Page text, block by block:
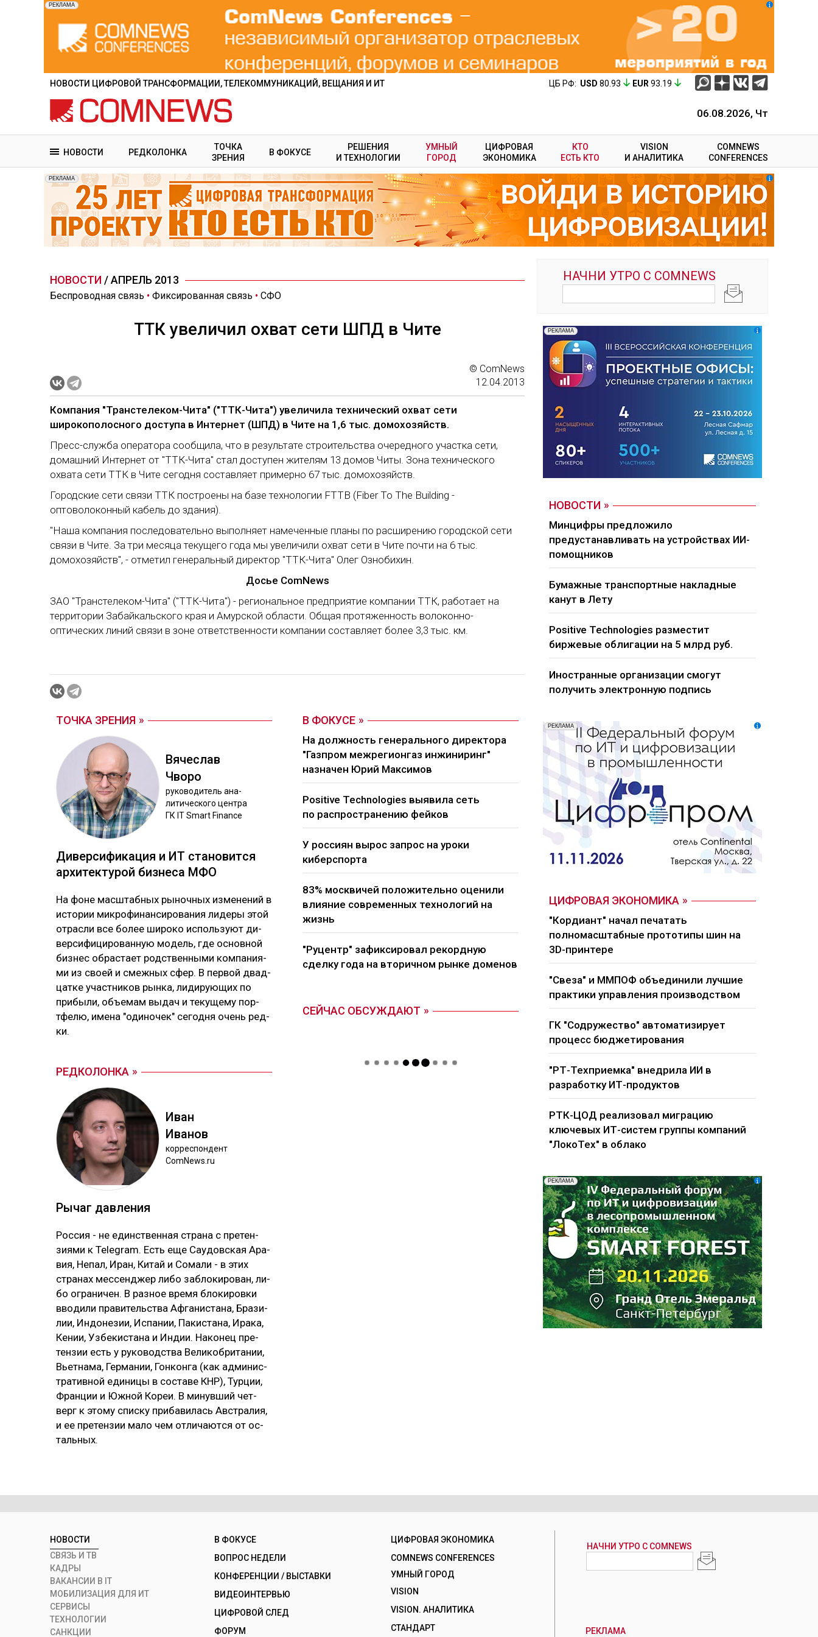
содержанию
НОВОСТИ ЦИФРОВОЙ ТРАНСФОРМАЦИИ, ТЕЛЕКОММУНИКАЦИЙ, ВЕЩАНИЯ И ИТ ЦБ РФ: USD 80.93 EUR 93.19
06.08.2026, Чт
НОВОСТИ РЕДКОЛОНКА
ТОЧКА
ЗРЕНИЯ
В ФОКУСЕ
РЕШЕНИЯ
И ТЕХНОЛОГИИ
УМНЫЙ
ГОРОД
ЦИФРОВАЯ
ЭКОНОМИКА
КТО
ЕСТЬ КТО
VISION
И АНАЛИТИКА
COMNEWS
CONFERENCES
НОВОСТИ / АПРЕЛЬ 2013
Беспроводная связь • Фиксированная связь • СФО
ТТК увеличил охват сети ШПД в Чите
© ComNews
12.04.2013
Компания "Транстелеком-Чита" ("ТТК-Чита") увеличила технический охват сети
широкополосного доступа в Интернет (ШПД) в Чите на 1,6 тыс. домохозяйств.
Пресс-служба оператора сообщила, что в результате строительства очередного участка сети,
домашний Интернет от "ТТК-Чита" стал доступен жителям 13 домов Читы. Зона технического
охвата сети ТТК в Чите сегодня составляет примерно 67 тыс. домохозяйств.
Городские сети связи ТТК построены на базе технологии FTTB (Fiber To The Building -
оптоволоконный кабель до здания).
"Наша компания последовательно выполняет намеченные планы по расширению городской сети
связи в Чите. За три месяца текущего года мы увеличили охват сети в Чите почти на 6 тыс.
домохозяйств", - отметил генеральный директор "ТТК-Чита" Олег Ознобихин.
Досье ComNews
ЗАО "Транстелеком-Чита" ("ТТК-Чита") - региональное предприятие компании ТТК, работает на
территории Забайкальского края и Амурской области. Общая протяженность волоконно-
оптических линий связи в зоне ответственности компании составляет более 3,3 тыс. км.
ТОЧКА ЗРЕНИЯ
Вя­чес­лав
Чво­ро
ру­ково­дитель ана­
лити­чес­ко­го цен­тра
ГК IT Smart Finance
Ди­вер­си­фика­ция и ИТ ста­новит­ся
ар­хи­тек­ту­рой биз­не­са МФО
На фо­не мас­штаб­ных ры­ноч­ных из­ме­не­ний в
ис­то­рии мик­ро­фи­нан­си­ро­ва­ния ли­де­ры этой
от­рас­ли все бо­лее ши­ро­ко ис­поль­зуют ди­
вер­си­фи­ци­ро­ван­ную мо­дель, где ос­нов­ной
биз­нес об­рас­тает родс­твен­ны­ми ком­па­ния­
ми из своей и смеж­ных сфер. В пер­вой двад­
цат­ке учас­тни­ков рын­ка, ли­ди­рую­щих по
при­бы­ли, объ­емам вы­дач и те­ку­ще­му пор­
тфе­лю, име­на "оди­но­чек" се­год­ня очень ред­
ки.
РЕДКОЛОНКА
Иван
Ива­нов
кор­рес­пон­дент
ComNews.ru
Ры­чаг дав­ле­ния
Рос­сия - не единс­твен­ная стра­на с пре­тен­
зия­ми к Telegram. Есть еще Сау­дов­ская Ара­
вия, Не­пал, Иран, Ки­тай и Со­ма­ли - в этих
стра­нах мес­сен­джер ли­бо заб­ло­ки­ро­ван, ли­
бо ог­ра­ни­чен. В раз­ное вре­мя бло­ки­ров­ки
вво­ди­ли пра­ви­тель­ства Аф­га­нис­та­на, Бра­зи­
лии, Ин­до­не­зии, Ис­па­нии, Па­кис­та­на, Ира­ка,
Ке­нии, Уз­бе­кис­та­на и Ин­дии. На­ко­нец пре­
тен­зии есть у ру­ко­водс­тва Ве­ли­коб­ри­та­нии,
Вь­ет­на­ма, Гер­ма­нии, Гон­кон­га (как ад­ми­нис­
тра­тив­ной еди­ни­цы в сос­та­ве КНР), Тур­ции,
Фран­ции и Юж­ной Ко­реи. В ми­нув­ший чет­
верг к это­му спис­ку при­ба­ви­лась Авс­тра­лия,
и ее пре­тен­зии ма­ло чем от­ли­чают­ся от ос­
таль­ных.
В ФОКУСЕ
На должность генерального директора
"Газпром межрегионгаз инжиниринг"
назначен Юрий Максимов
Positive Technologies выявила сеть
по распространению фейков
У россиян вырос запрос на уроки
киберспорта
83% москвичей положительно оценили
влияние современных технологий на
жизнь
"Руцентр" зафиксировал рекордную
сделку года на вторичном рынке доменов
СЕЙЧАС ОБСУЖДАЮТ
НОВОСТИ
Минцифры предложило
предустанавливать на устройствах ИИ-
помощников
Бумажные транспортные накладные
канут в Лету
Positive Technologies разместит
биржевые облигации на 5 млрд руб.
Иностранные организации смогут
получить электронную подпись
ЦИФРОВАЯ ЭКОНОМИКА
"Кордиант" начал печатать
полномасштабные прототипы шин на
3D-принтере
"Свеза" и ММПОФ объединили лучшие
практики управления производством
ГК "Содружество" автоматизирует
процесс бюджетирования
"РТ-Техприемка" внедрила ИИ в
разработку ИТ-продуктов
РТК-ЦОД реализовал миграцию
ключевых ИТ-систем группы компаний
"ЛокоТех" в облако
НОВОСТИ
СВЯЗЬ И ТВ
КАДРЫ
ВАКАНСИИ В IT
МОБИЛИЗАЦИЯ ДЛЯ ИТ
СЕРВИСЫ
ТЕХНОЛОГИИ
САНКЦИИ
В ФОКУСЕ
ВОПРОС НЕДЕЛИ
КОНФЕРЕНЦИИ / ВЫСТАВКИ
ВИДЕОИНТЕРВЬЮ
ЦИФРОВОЙ СЛЕД
ФОРУМ
ЦИФРОВАЯ ЭКОНОМИКА
COMNEWS CONFERENCES
УМНЫЙ ГОРОД
VISION
VISION. АНАЛИТИКА
СТАНДАРТ
РЕКЛАМА